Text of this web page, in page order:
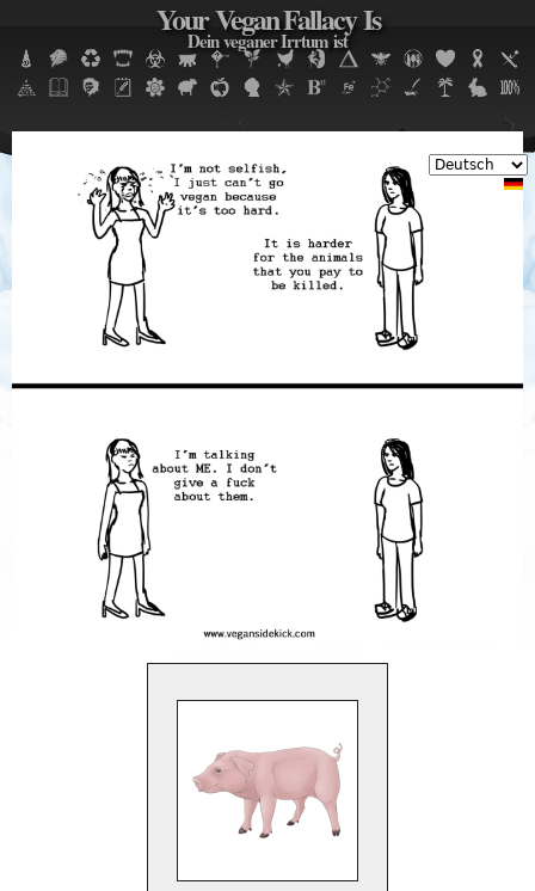
Jump to navigation
Your Vegan Fallacy Is
Dein veganer Irrtum ist